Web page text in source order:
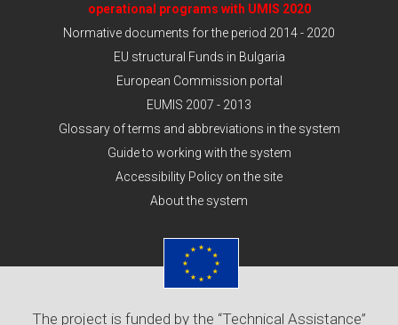
operational programs with UMIS 2020
Normative documents for the period 2014 - 2020
EU structural Funds in Bulgaria
European Commission portal
EUMIS 2007 - 2013
Glossary of terms and abbreviations in the system
Guide to working with the system
Accessibility Policy on the site
About the system
The project is funded by the “Technical Assistance”